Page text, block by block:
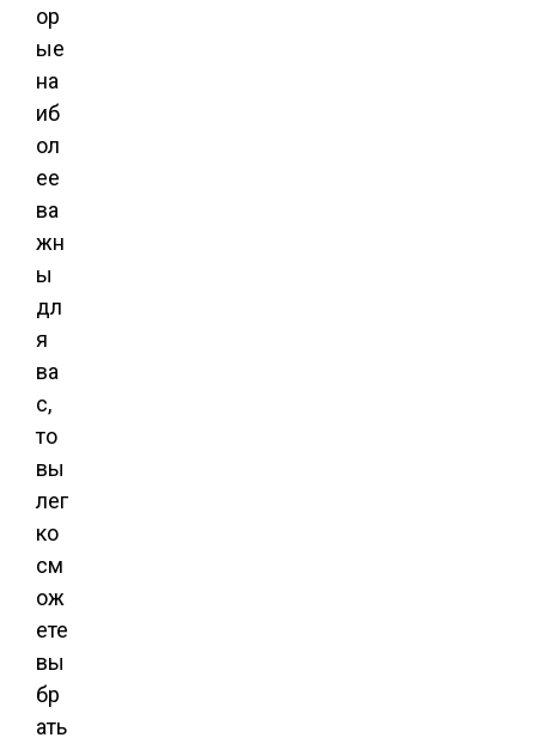
ор
ые
на
иб
ол
ее
ва
жн
ы
дл
я
ва
с,
то
вы
лег
ко
см
ож
ете
вы
бр
ать